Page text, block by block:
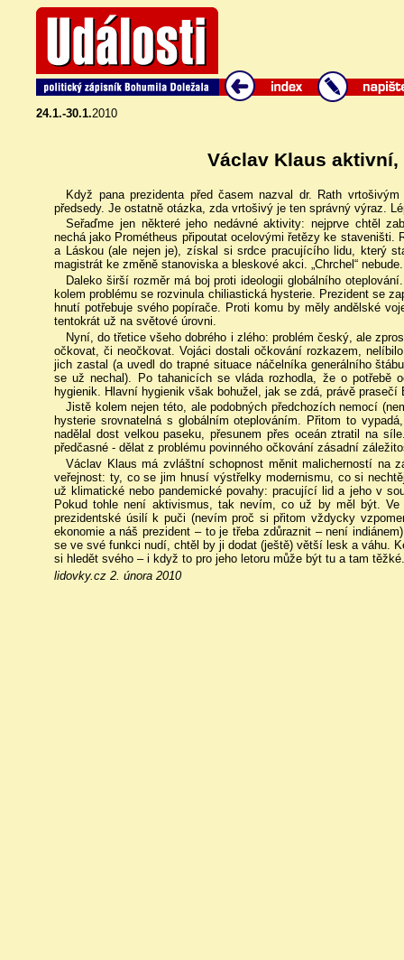
24.1.-30.1.2010
Václav Klaus
Když pana prezidenta před časem nazval dr. Rath
předsedy. Je ostatně otázka, zda vrtošivý je ten správný výraz.
Seřaďme jen některé jeho nedávné aktivity: nejprve chtěl
nechá jako Prométheus připoutat ocelovými řetězy ke staveništi.
a Láskou (ale nejen je), získal si srdce pracujícího lidu, který
magistrát ke změně stanoviska a bleskové akci. „Chrchel“
Daleko širší rozměr má boj proti ideologii globálního
kolem problému se rozvinula chiliastická hysterie. Prezident se
hnutí potřebuje svého popírače. Proti komu by měly andělské
tentokrát už na světové úrovni.
Nyní, do třetice všeho dobrého i zlého: problém český, ale
očkovat, či neočkovat. Vojáci dostali očkování rozkazem,
jich zastal (a uvedl do trapné situace náčelníka generálního
se už nechal). Po tahanicích se vláda rozhodla, že o potřebě
hygienik. Hlavní hygienik však bohužel, jak se zdá, právě prasečí
Jistě kolem nejen této, ale podobných předchozích nemocí
hysterie srovnatelná s globálním oteplováním. Přitom to
nadělal dost velkou paseku, přesunem přes oceán ztratil na
předčasné - dělat z problému povinného očkování zásadní
Václav Klaus má zvláštní schopnost měnit malicherností na
veřejnost: ty, co se jim hnusí výstřelky modernismu, co si
už klimatické nebo pandemické povahy: pracující lid a jeho v
Pokud tohle není aktivismus, tak nevím, co už by měl být. Ve
prezidentské úsilí k puči (nevím proč si přitom vždycky
ekonomie a náš prezident – to je třeba zdůraznit – není
se ve své funkci nudí, chtěl by ji dodat (ještě) větší lesk a váhu.
si hledět svého – i když to pro jeho letoru může být tu a tam těžké.
lidovky.cz 2. února 2010